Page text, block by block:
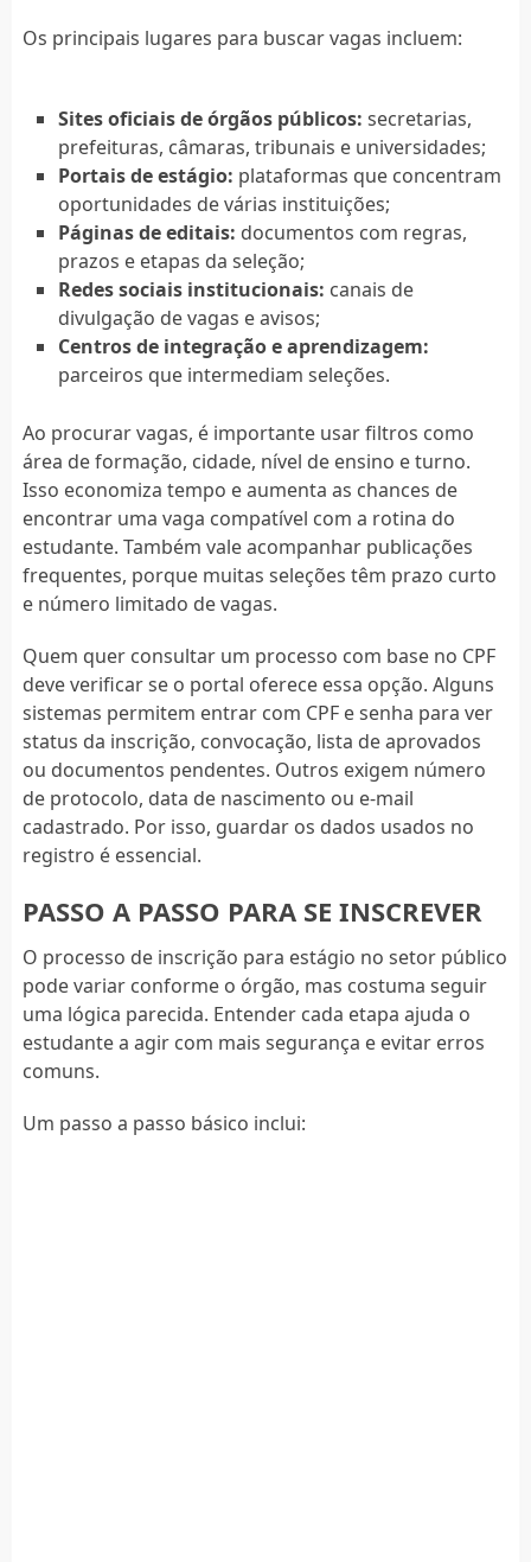
Os principais lugares para buscar vagas incluem:
Sites oficiais de órgãos públicos: secretarias,
prefeituras, câmaras, tribunais e universidades;
Portais de estágio: plataformas que concentram
oportunidades de várias instituições;
Páginas de editais: documentos com regras,
prazos e etapas da seleção;
Redes sociais institucionais: canais de
divulgação de vagas e avisos;
Centros de integração e aprendizagem:
parceiros que intermediam seleções.
Ao procurar vagas, é importante usar filtros como
área de formação, cidade, nível de ensino e turno.
Isso economiza tempo e aumenta as chances de
encontrar uma vaga compatível com a rotina do
estudante. Também vale acompanhar publicações
frequentes, porque muitas seleções têm prazo curto
e número limitado de vagas.
Quem quer consultar um processo com base no CPF
deve verificar se o portal oferece essa opção. Alguns
sistemas permitem entrar com CPF e senha para ver
status da inscrição, convocação, lista de aprovados
ou documentos pendentes. Outros exigem número
de protocolo, data de nascimento ou e-mail
cadastrado. Por isso, guardar os dados usados no
registro é essencial.
PASSO A PASSO PARA SE INSCREVER
O processo de inscrição para estágio no setor público
pode variar conforme o órgão, mas costuma seguir
uma lógica parecida. Entender cada etapa ajuda o
estudante a agir com mais segurança e evitar erros
comuns.
Um passo a passo básico inclui: